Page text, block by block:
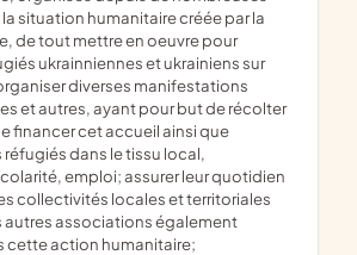
situation humanitaire créée par la
de tout mettre en oeuvre pour
ukrainniennes et ukrainiens sur
diverses manifestations
et autres, ayant pour but de récolter
financer cet accueil ainsi que
dans le tissu local,
emploi; assurer leur quotidien
collectivités locales et territoriales
autres associations également
cette action humanitaire;